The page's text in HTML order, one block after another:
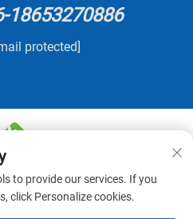
18653270886
protected]
NUTRIVIT BIOTECH
to provide our services. If you
click Personalize cookies.